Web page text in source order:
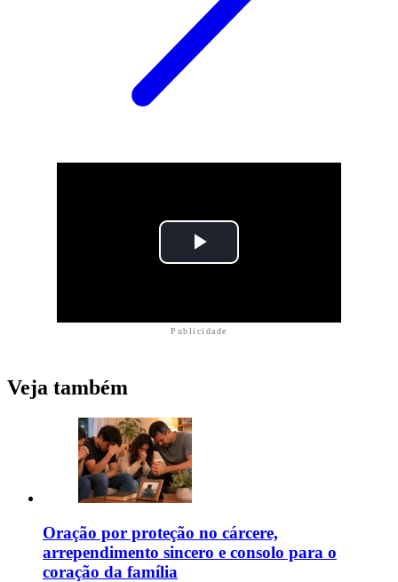
Publicidade
Veja também
Oração por proteção no cárcere,
arrependimento sincero e consolo para o
coração da família